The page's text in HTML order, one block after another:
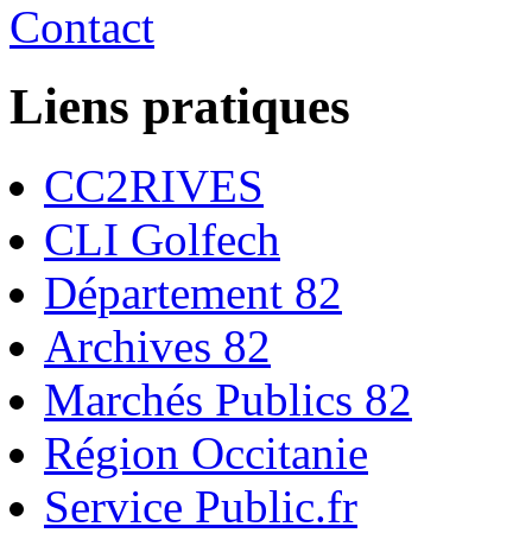
Contact
Liens pratiques
CC2RIVES
CLI Golfech
Département 82
Archives 82
Marchés Publics 82
Région Occitanie
Service Public.fr